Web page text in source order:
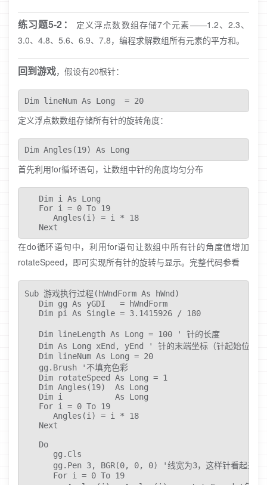
练习题5-2：
定义浮点数数组存储7个元素——1.2、2.3、
3.0、4.8、5.6、6.9、7.8，编程求解数组所有元素的平方和。
回到游戏，假设有20根针：
Dim lineNum As Long  = 20
定义浮点数数组存储所有针的旋转角度：
Dim Angles(19) As Long
首先利用for循环语句，让数组中针的角度均匀分布
   Dim i As Long
   For i = 0 To 19
      Angles(i) = i * 18
   Next
在do循环语句中，利用for语句让数组中所有针的角度值增加
rotateSpeed，即可实现所有针的旋转与显示。完整代码参看
Sub 游戏执行过程(hWndForm As hWnd)
   Dim gg As yGDI   = hWndForm
   Dim pi As Single = 3.1415926 / 180
   Dim lineLength As Long = 100 ' 针的长度
Dim As Long xEnd, yEnd ' 针的末端坐标（针起始位置为
   Dim lineNum As Long = 20
   gg.Brush '不填充色彩
   Dim rotateSpeed As Long = 1
   Dim Angles(19)  As Long
   Dim i           As Long
   For i = 0 To 19
      Angles(i) = i * 18
   Next
   Do
      gg.Cls
gg.Pen 3, BGR(0, 0, 0) '线宽为3，这样针看起来更
      For i = 0 To 19